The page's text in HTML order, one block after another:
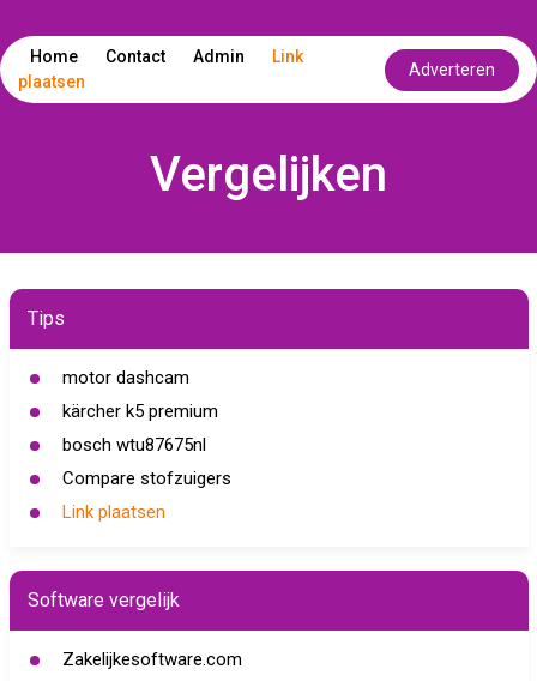
Home Contact Admin
Link
plaatsen
Adverteren
Vergelijken
Tips
motor dashcam
kärcher k5 premium
bosch wtu87675nl
Compare stofzuigers
Link plaatsen
Software vergelijk
Zakelijkesoftware.com